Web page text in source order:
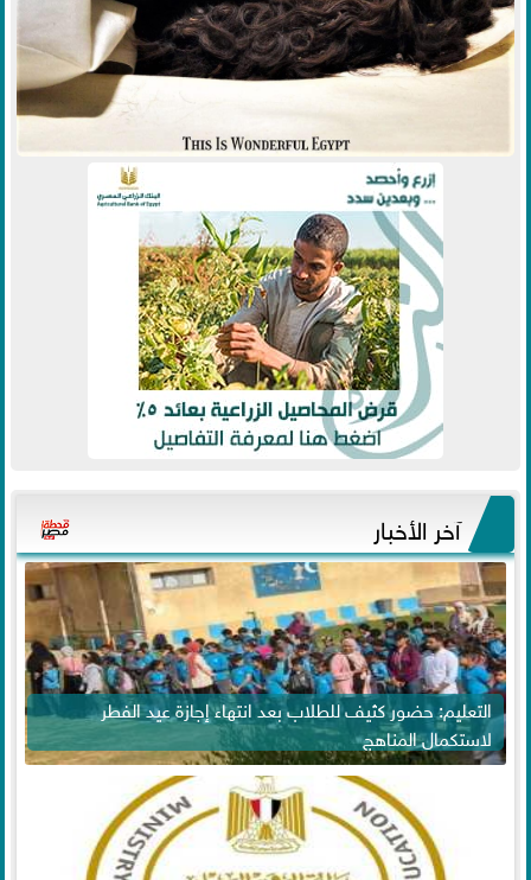
آخر الأخبار
التعليم: حضور كثيف للطلاب بعد انتهاء إجازة عيد الفطر
لاستكمال المناهج